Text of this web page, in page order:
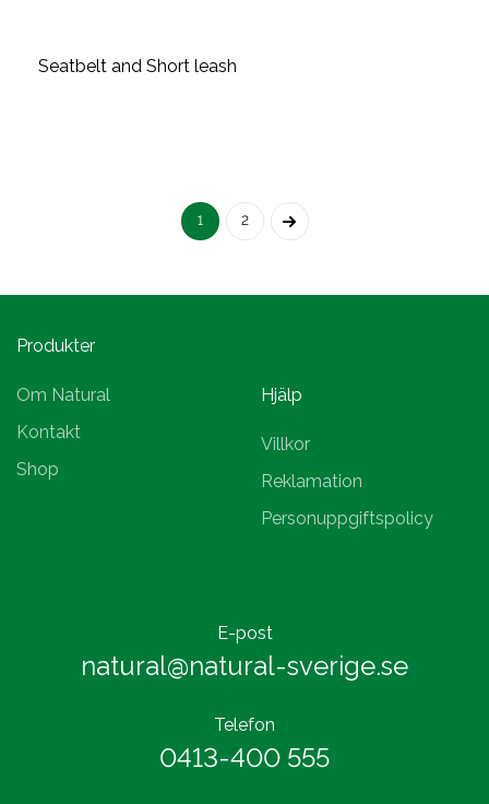
Seatbelt and Short leash
1 2
Produkter
Om Natural
Kontakt
Shop
Hjälp
Villkor
Reklamation
Personuppgiftspolicy
E-post
natural@natural-sverige.se
Telefon
0413-400 555